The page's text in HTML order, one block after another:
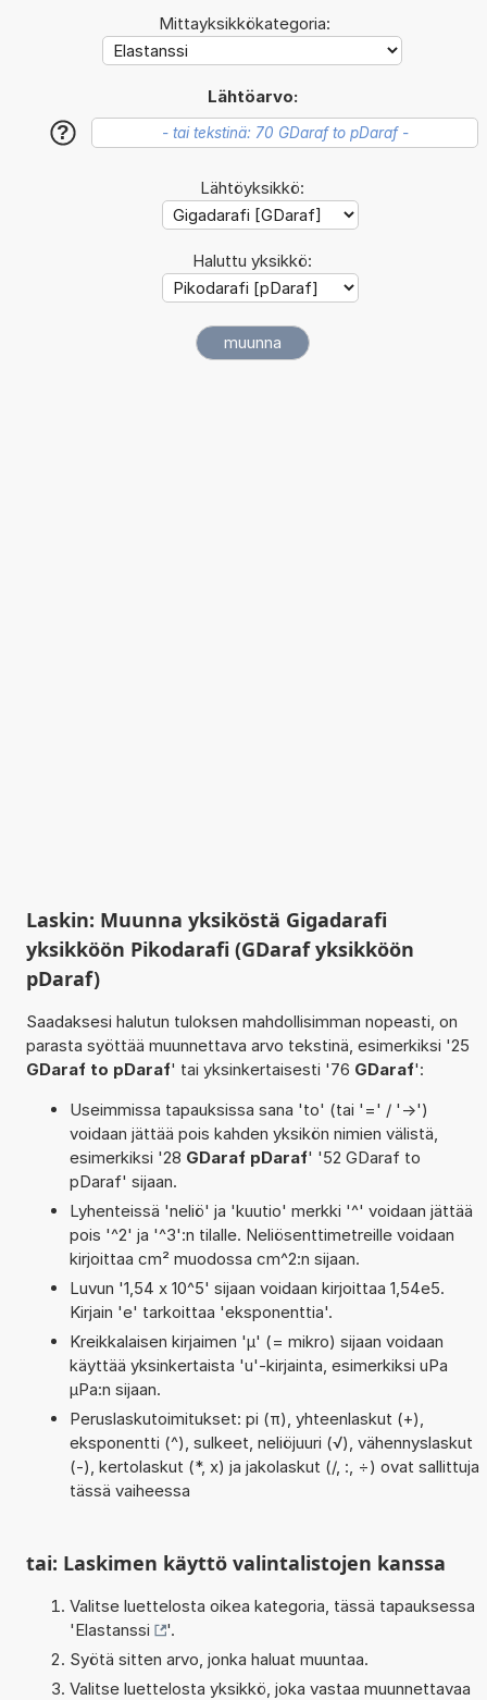
Mittayksikkökategoria:
Lähtöarvo:
?
Lähtöyksikkö:
Haluttu yksikkö:
Laskin: Muunna yksiköstä Gigadarafi
yksikköön Pikodarafi (GDaraf yksikköön
pDaraf)
Saadaksesi halutun tuloksen mahdollisimman nopeasti, on
parasta syöttää muunnettava arvo tekstinä, esimerkiksi '25
GDaraf to pDaraf' tai yksinkertaisesti '76 GDaraf':
Useimmissa tapauksissa sana 'to' (tai '=' / '->')
voidaan jättää pois kahden yksikön nimien välistä,
esimerkiksi '28 GDaraf pDaraf' '52 GDaraf to
pDaraf' sijaan.
Lyhenteissä 'neliö' ja 'kuutio' merkki '^' voidaan jättää
pois '^2' ja '^3':n tilalle. Neliösenttimetreille voidaan
kirjoittaa cm² muodossa cm^2:n sijaan.
Luvun '1,54 x 10^5' sijaan voidaan kirjoittaa 1,54e5.
Kirjain 'e' tarkoittaa 'eksponenttia'.
Kreikkalaisen kirjaimen 'µ' (= mikro) sijaan voidaan
käyttää yksinkertaista 'u'-kirjainta, esimerkiksi uPa
µPa:n sijaan.
Peruslaskutoimitukset: pi (π), yhteenlaskut (+),
eksponentti (^), sulkeet, neliöjuuri (√), vähennyslaskut
(-), kertolaskut (*, x) ja jakolaskut (/, :, ÷) ovat sallittuja
tässä vaiheessa
tai: Laskimen käyttö valintalistojen kanssa
Valitse luettelosta oikea kategoria, tässä tapauksessa
'Elastanssi
'.
Syötä sitten arvo, jonka haluat muuntaa.
Valitse luettelosta yksikkö, joka vastaa muunnettavaa